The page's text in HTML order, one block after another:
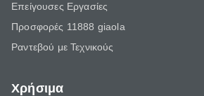
Επείγουσες Εργασίες
Προσφορές 11888 giaola
Ραντεβού με Τεχνικούς
Χρήσιμα